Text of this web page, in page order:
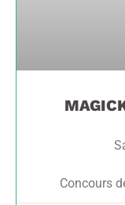
Concours